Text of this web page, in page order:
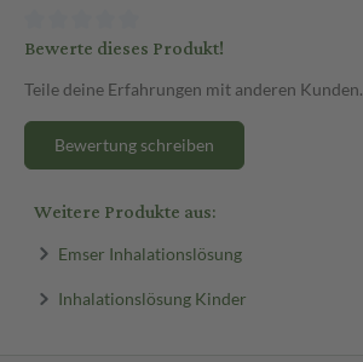
Bewerte dieses Produkt!
Teile deine Erfahrungen mit anderen Kunden.
Bewertung schreiben
Weitere Produkte aus:
Emser Inhalationslösung
Inhalationslösung Kinder